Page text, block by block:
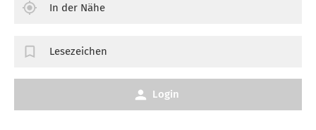
In der Nähe
Lesezeichen
Login